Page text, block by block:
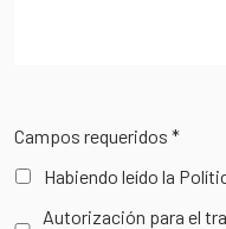
Campos requeridos *
Habiendo leído la
Autorización para el